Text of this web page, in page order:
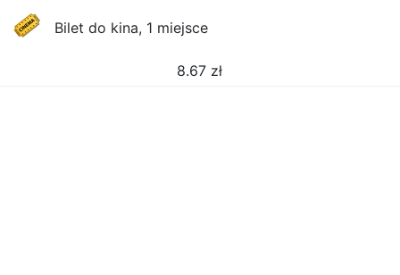
Bilet do kina, 1 miejsce
8.67 zł